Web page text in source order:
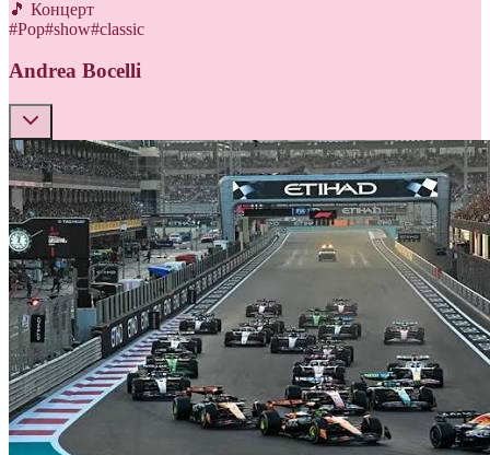
🎵 Концерт
#Pop#show#classic
Andrea Bocelli